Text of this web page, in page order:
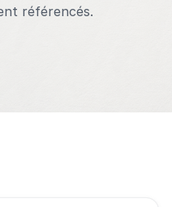
référencés.